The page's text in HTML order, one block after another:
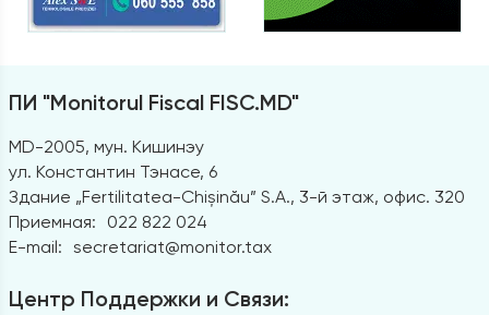
ПИ "Monitorul Fiscal FISC.MD"
MD-2005, мун. Кишинэу
ул. Константин Тэнасе, 6
Здание „Fertilitatea-Chișinău” S.A., 3-й этаж, офис. 320
Приемная:
022 822 024
E-mail: secretariat@monitor.tax
Центр Поддержки и Связи: